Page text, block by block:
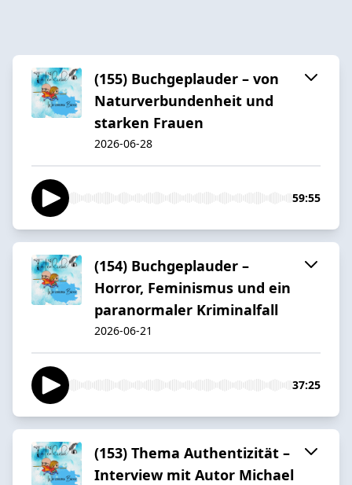
(155) Buchgeplauder – von
Naturverbundenheit und
starken Frauen
2026-06-28
59:55
(154) Buchgeplauder –
Horror, Feminismus und ein
paranormaler Kriminalfall
2026-06-21
37:25
(153) Thema Authentizität –
Interview mit Autor Michael